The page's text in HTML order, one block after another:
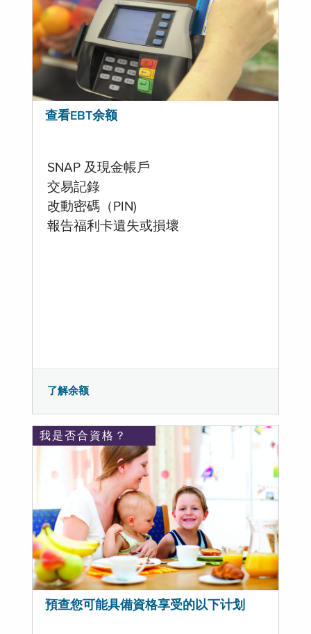
查看EBT余额
SNAP 及現金帳戶
交易記錄
改動密碼（PIN)
報告福利卡遺失或損壞
了解余额
我是否合資格？
預查您可能具備資格享受的以下计划